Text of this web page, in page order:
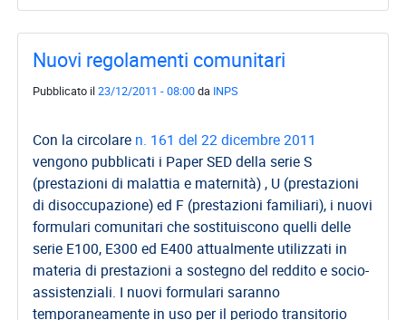
Nuovi regolamenti comunitari
Pubblicato il23/12/2011 - 08:00da INPS
Con la circolare n. 161 del 22 dicembre 2011
vengono pubblicati i Paper SED della serie S
(prestazioni di malattia e maternità) , U (prestazioni
di disoccupazione) ed F (prestazioni familiari), i nuovi
formulari comunitari che sostituiscono quelli delle
serie E100, E300 ed E400 attualmente utilizzati in
materia di prestazioni a sostegno del reddito e socio-
assistenziali. I nuovi formulari saranno
temporaneamente in uso per il periodo transitorio